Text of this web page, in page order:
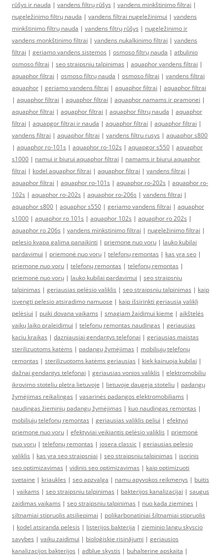
rūšys ir nauda | vandens filtrų rūšys | vandens minkštinimo filtrai |
nugeležinimo filtrų nauda | vandens filtrai nugeležinimui | vandens
minkštinimo filtrų nauda | vandens filtrų rūšys | nugeležinimo ir
vandens monkštinimo filtrai | vandens nukalkinimo filtrai | vandens
filtrai | geriamo vandens sistemos | osmoso filtrų nauda | atbulinio
osmoso filtrai | seo straipsniu talpinimas | aquaphor vandens filtrai |
aquaphor filtrai | osmoso filtrų nauda | osmoso filtrai | vandens filtrai
aquaphor | geriamo vandens filtrai | aquaphor filtrai | aquaphor filtrai
| aquaphor filtrai | aquaphor filtrai | aquaphor namams ir pramonei |
aquaphor filtrai | aquaphor filtrai | aquaphor filtrų nauda | aquaphor
filtrai | aquapgor filtrai ir nauda | aquaphor filtrai | aquaphor filtrai |
vandens filtrai | aquaphor filtrai | vandens filtru rusys | aquaphor s800
| aquaphor ro-101s | aquaphor ro-102s | aquapgor s550 | aquaphor
s1000 | namui ir biurui aquaphor filtrai | namams ir biurui aquaphor
filtrai | kodel aquaphor filtrai | aquaphor filtrai | vandens filtrai |
aquaphor filtrai | aquaphor ro-101s | aquaphor ro-202s | aquaphor ro-
102s | aquaphor ro-202s | aquaphor ro-206s | vandens filtrai |
aquaphor s800 | aquaphor s550 | geriamo vandens filtrai | aquaphor
s1000 | aquaphor ro 101s | aquaphor 102s | aquaphor ro 202s |
aquaphor ro 206s | vandens minkstinimo filtrai | nugeležinimo filtrai |
pelesio kvapa galima panaikinti | priemone nuo voru | lauko kubilai
pardavimui | priemonė nuo vorų | telefonų remontas | kas yra seo |
priemone nuo voru | telefonų remontas | telefonų remontas |
priemonė nuo vorų | lauko kubilai pardavimui | seo straipsniu
talpinimas | geriausias pelėsio valiklis | seo straipsniu talpinimas | kaip
isvengti pelesio atsiradimo namuose | kaip išsirinkti geriausią valiklį
pelėsiui | puiki dovana vaikams | smagiam žaidimui kieme | aikštelės
vaikų laiko praleidimui | telefonų remontas naudingas | geriausias
kaciu kraikas | dazniausiai gendantys telefonai | geriausias maistas
sterilizuotoms katėms | padangų žymėjimas | mobiliųjų telefonų
remontas | sterilizuotoms katėms geriausias | kiek kainuoja kubilai |
dažnai gendantys telefonai | geriausias vonios valiklis | elektromobiliu
ikrovimo stoteliu pletra lietuvoje | lietuvoje daugeja stoteliu | padangų
žymėjimas reikalingas | vasarinės padangos elektromobiliams |
naudingas žieminių padangų žymėjimas | kuo naudingas remontas |
mobiliųjų telefonų remontas | geriausias valiklis peliui | efektyvi
priemone nuo voru | efektyviai veikiantis pelėsio valiklis | priemonė
nuo vorų | telefonų remontas | josera classic | geriausias pelesio
valiklis | kas yra seo straipsniai | seo straipsniu talpinimas | isorinis
seo optimizavimas | vidinis seo optimizavimas | kaip optimizuoti
svetaine | kriaukles | seo apzvalga | namu apyvokos reikmenys | buitis
| vaikams | seo straipsniu talpinimas | bakterijos kanalizacijai | saugus
zaidimas vaikams | seo straipsniu talpinimas | nuo kada ziemines |
siltnamiai stipruolis atsiliepimai | polikarbonatiniai šiltnamiai stipruolis
| kodel atsiranda pelesis | listerijos bakterija | zieminio langu skyscio
savybes | vaiku zaidimui | bioloģiskie risinājumi | geriausios
kanalizacijos bakterijos | adblue skystis | buhalterine apskaita |